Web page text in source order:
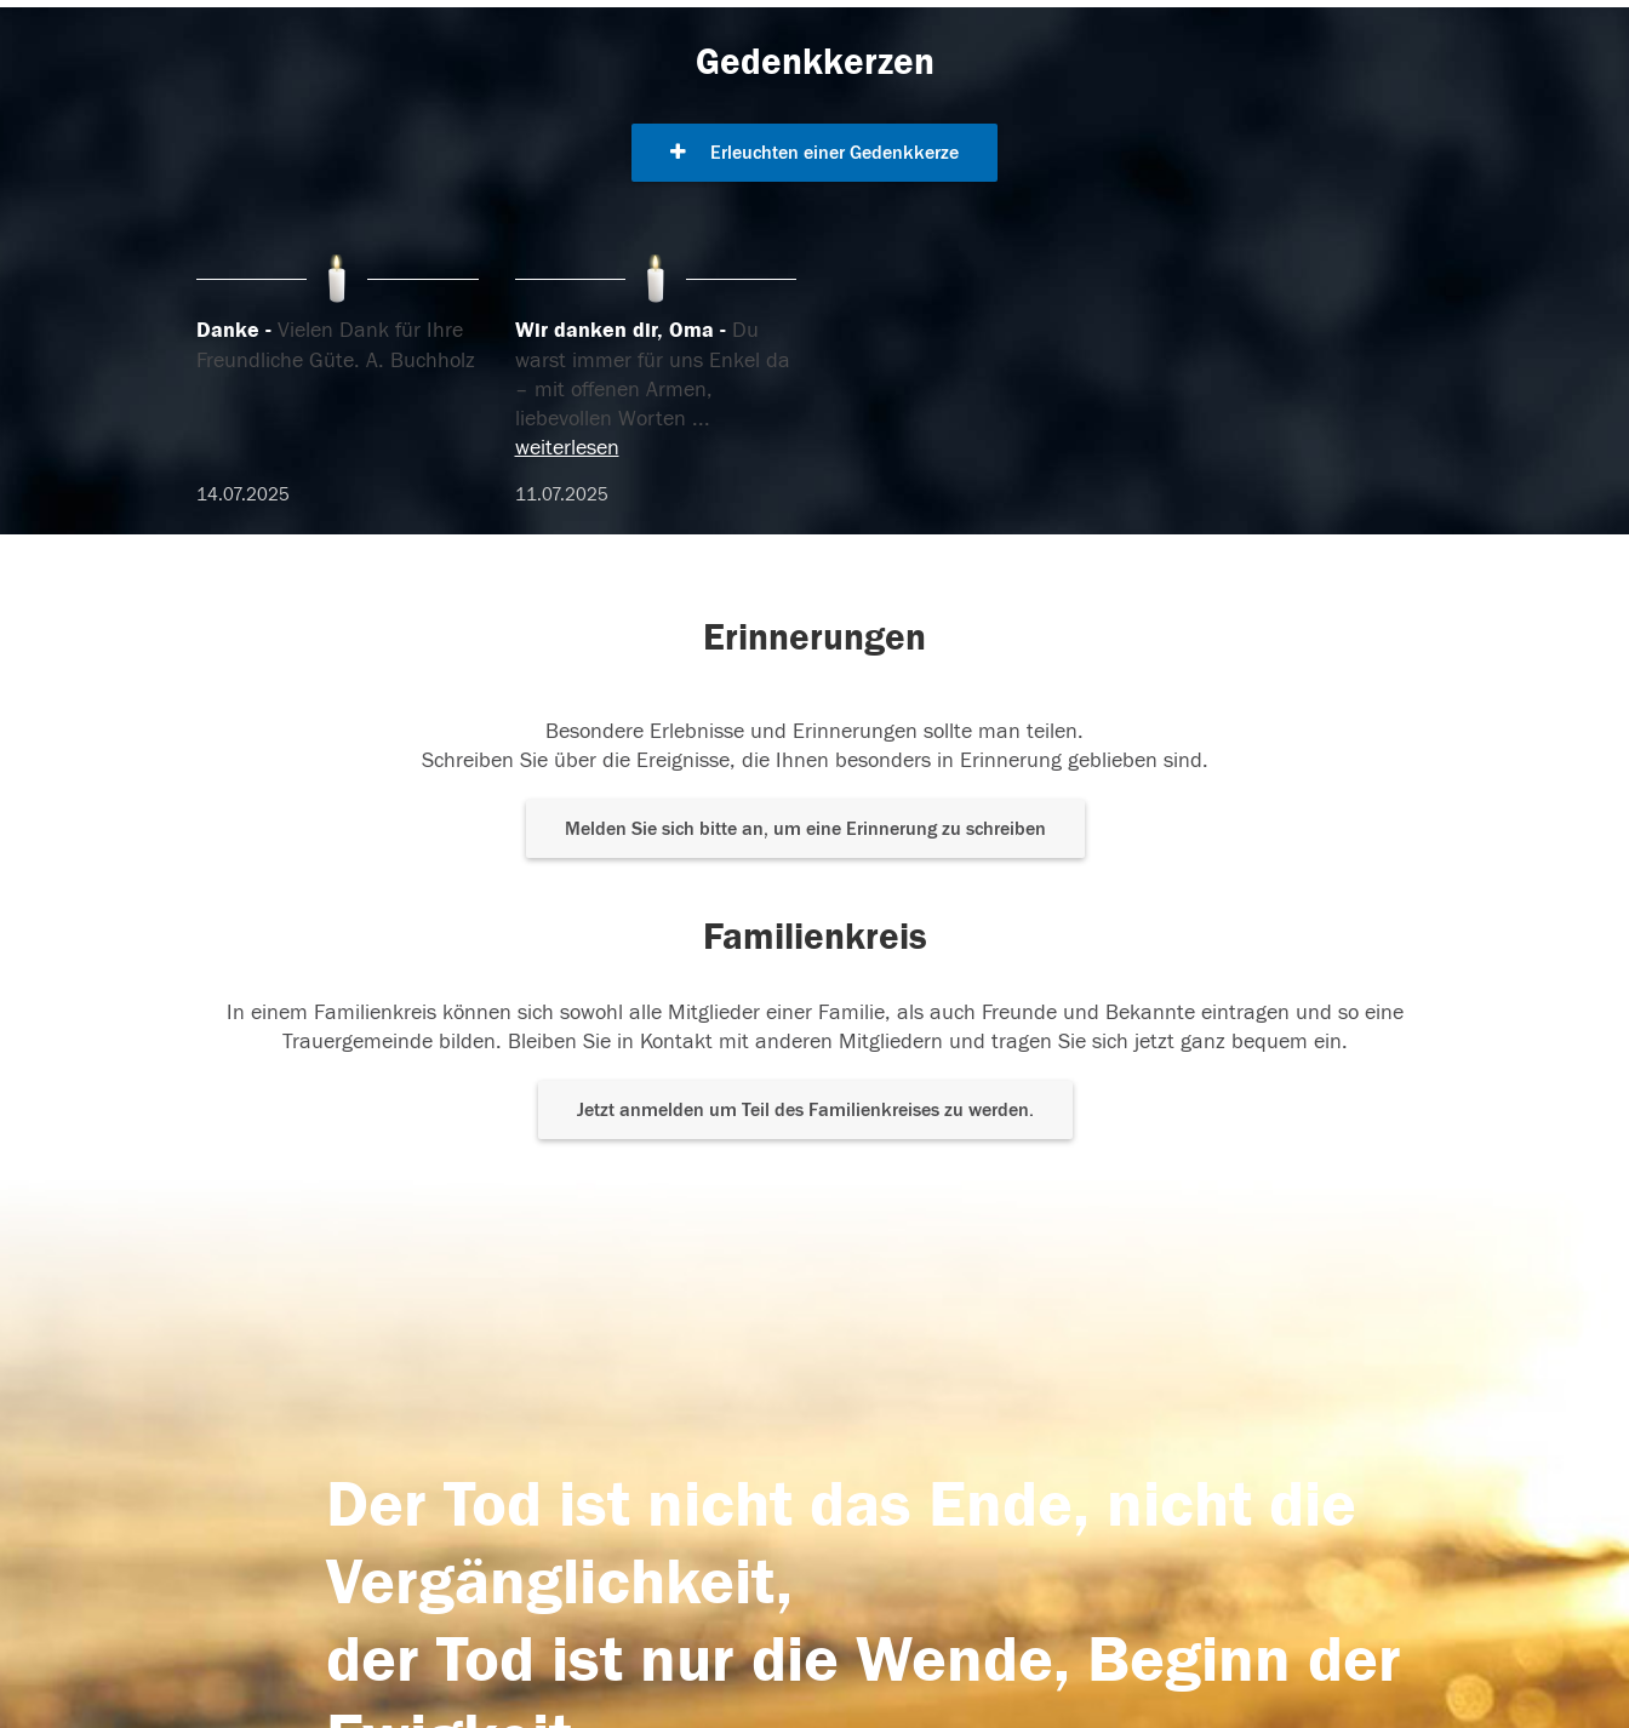
Gedenkkerzen
Erleuchten einer Gedenkkerze
Danke
Vielen Dank für Ihre
Freundliche Güte. A. Buchholz
14.07.2025
Wir danken dir, Oma
Du
warst immer für uns Enkel da
– mit offenen Armen,
liebevollen Worten ...
weiterlesen
11.07.2025
Erinnerungen
Besondere Erlebnisse und Erinnerungen sollte man teilen.
Schreiben Sie über die Ereignisse, die Ihnen besonders in Erinnerung geblieben sind.
Melden Sie sich bitte an, um eine Erinnerung zu schreiben
Familienkreis
In einem Familienkreis können sich sowohl alle Mitglieder einer Familie, als auch Freunde und Bekannte eintragen und so eine
Trauergemeinde bilden. Bleiben Sie in Kontakt mit anderen Mitgliedern und tragen Sie sich jetzt ganz bequem ein.
Jetzt anmelden um Teil des Familienkreises zu werden.
Der Tod ist nicht das Ende, nicht die
Vergänglichkeit,
der Tod ist nur die Wende, Beginn der